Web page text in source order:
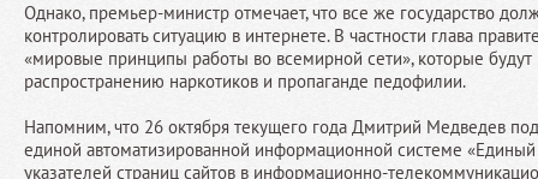
Однако, премьер-министр отмечает, что все же государство
контролировать ситуацию в интернете. В частности глава
«мировые принципы работы во всемирной сети», которые будут
распространению наркотиков и пропаганде педофилии.
Напомним, что 26 октября текущего года Дмитрий Медведев
единой автоматизированной информационной системе
указателей страниц сайтов в информационно-